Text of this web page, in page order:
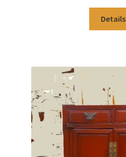
Warenkorb
Widerrufsbelehrung
Wohnzimmertisch mit Stühlen
Zahlungsarten
Details